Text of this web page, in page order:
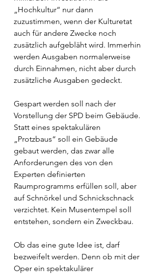
„Hochkultur“ nur dann
zuzustimmen, wenn der Kulturetat
auch für andere Zwecke noch
zusätzlich aufgebläht wird. Immerhin
werden Ausgaben normalerweise
durch Einnahmen, nicht aber durch
zusätzliche Ausgaben gedeckt.
Gespart werden soll nach der
Vorstellung der SPD beim Gebäude.
Statt eines spektakulären
„Protzbaus“ soll ein Gebäude
gebaut werden, das zwar alle
Anforderungen des von den
Experten definierten
Raumprogramms erfüllen soll, aber
auf Schnörkel und Schnickschnack
verzichtet. Kein Musentempel soll
entstehen, sondern ein Zweckbau.
Ob das eine gute Idee ist, darf
bezweifelt werden. Denn ob mit der
Oper ein spektakulärer